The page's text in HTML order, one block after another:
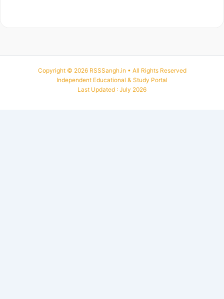
Copyright © 2026 RSSSangh.in • All Rights Reserved
Independent Educational & Study Portal
Last Updated : July 2026